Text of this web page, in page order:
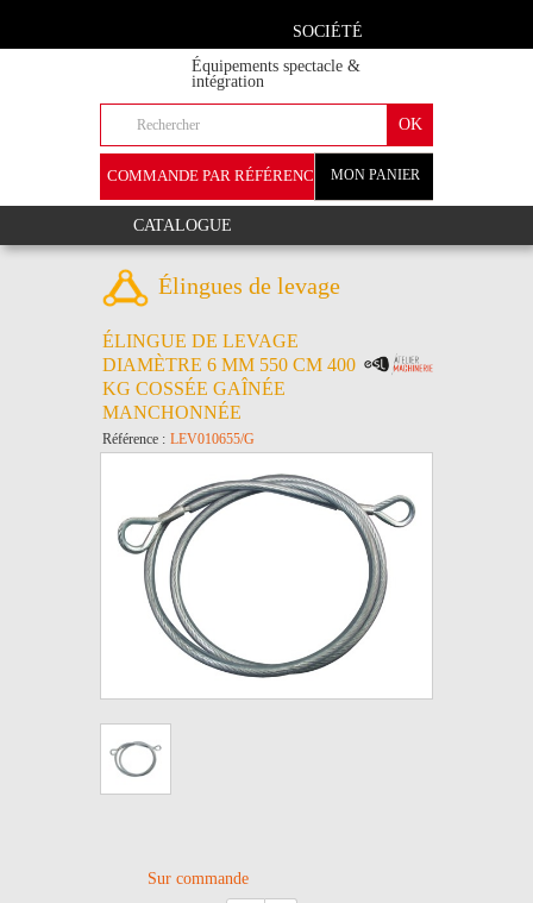
SOCIÉTÉ
Équipements spectacle &
intégration
MON PANIER
COMMANDE PAR RÉFÉRENCE
CATALOGUE
Élingues de levage
ÉLINGUE DE LEVAGE
DIAMÈTRE 6 MM 550 CM 400
KG COSSÉE GAÎNÉE
MANCHONNÉE
Référence : LEV010655/G
Sur commande